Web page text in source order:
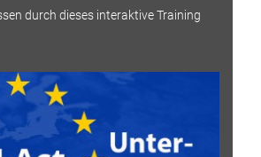
durch dieses interaktive Training